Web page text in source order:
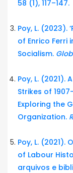
58 (1), 117–147.
Poy, L. (2023).
of Enrico Ferri
Socialism.
Poy, L. (2021).
Strikes of
Exploring the
Organization.
Poy, L.
of Labour
arquivos e